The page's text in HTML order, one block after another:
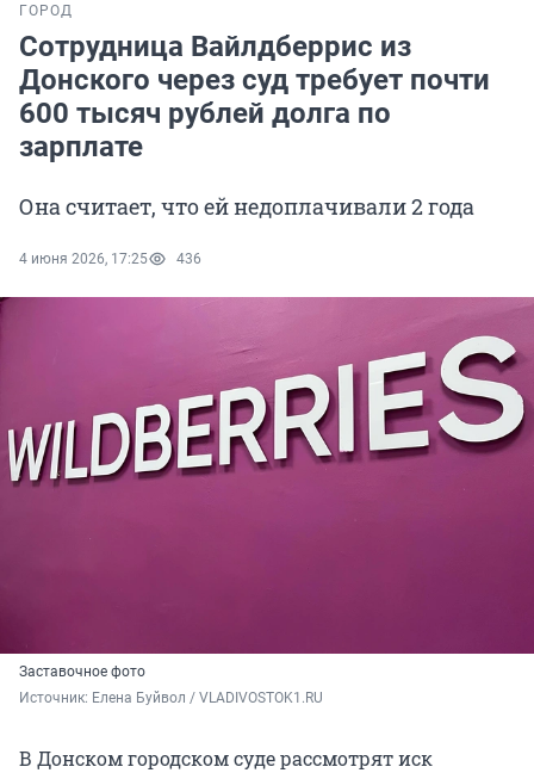
ГОРОД
Сотрудница Вайлдберрис из
Донского через суд требует почти
600 тысяч рублей долга по
зарплате
Она считает, что ей недоплачивали 2 года
4 июня 2026, 17:25 436
Заставочное фото
Источник: Елена Буйвол / VLADIVOSTOK1.RU
В Донском городском суде рассмотрят иск